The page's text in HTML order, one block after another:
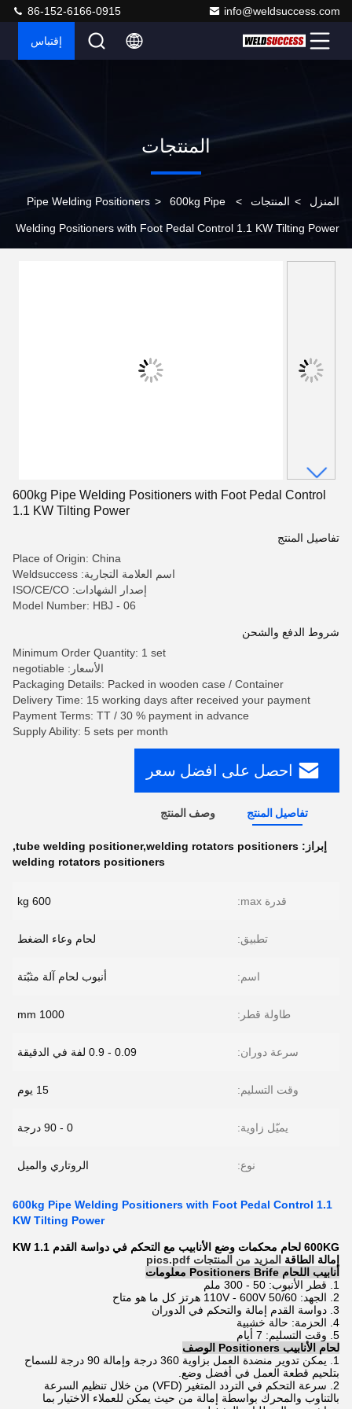
info@weldsuccess.com
86-152-6166-0915
إقتباس
المنتجات
المنزل > المنتجات >
Pipe Welding Positioners > 600kg Pipe
Welding Positioners with Foot Pedal Control 1.1 KW Tilting Power
600kg Pipe Welding Positioners with Foot Pedal Control
1.1 KW Tilting Power
تفاصيل المنتج
Place of Origin: China
اسم العلامة التجارية: Weldsuccess
إصدار الشهادات: ISO/CE/CO
Model Number: HBJ - 06
شروط الدفع والشحن
Minimum Order Quantity: 1 set
الأسعار: negotiable
Packaging Details: Packed in wooden case / Container
Delivery Time: 15 working days after received your payment
Payment Terms: TT / 30 % payment in advance
Supply Ability: 5 sets per month
احصل على افضل سعر
تفاصيل المنتج وصف المنتج
إبراز: tube welding positioner,welding rotators positioners
,
welding rotators positioners
قدرة max: 600 kg
تطبيق: لحام وعاء الضغط
اسم: أنبوب لحام آلة مثبّتة
طاولة قطر: 1000 mm
سرعة دوران: 0.09 - 0.9 لفة في الدقيقة
وقت التسليم: 15 يوم
يميّل زاوية: 0 - 90 درجة
نوع: الروتاري والميل
600kg Pipe Welding Positioners with Foot Pedal Control 1.1
KW Tilting Power
600KG لحام محكمات وضع الأنابيب مع التحكم في دواسة القدم 1.1 KW
إمالة الطاقة المزيد من المنتجات pics.pdf
أنابيب اللحام Positioners Brife معلومات
1. قطر الأنبوب: 50 - 300 ملم
2. الجهد: 110V - 600V 50/60 هرتز كل ما هو متاح
3. دواسة القدم إمالة والتحكم في الدوران
4. الحزمة: حالة خشبية
5. وقت التسليم: 7 أيام
لحام الأنابيب Positioners الوصف
1. يمكن تدوير منضدة العمل بزاوية 360 درجة وإمالة 90 درجة للسماح
بتلحيم قطعة العمل في أفضل وضع.
2. سرعة التحكم في التردد المتغير (VFD) من خلال تنظيم السرعة
بالتناوب والمحرك بواسطة إمالة من حيث يمكن للعملاء الاختيار بما